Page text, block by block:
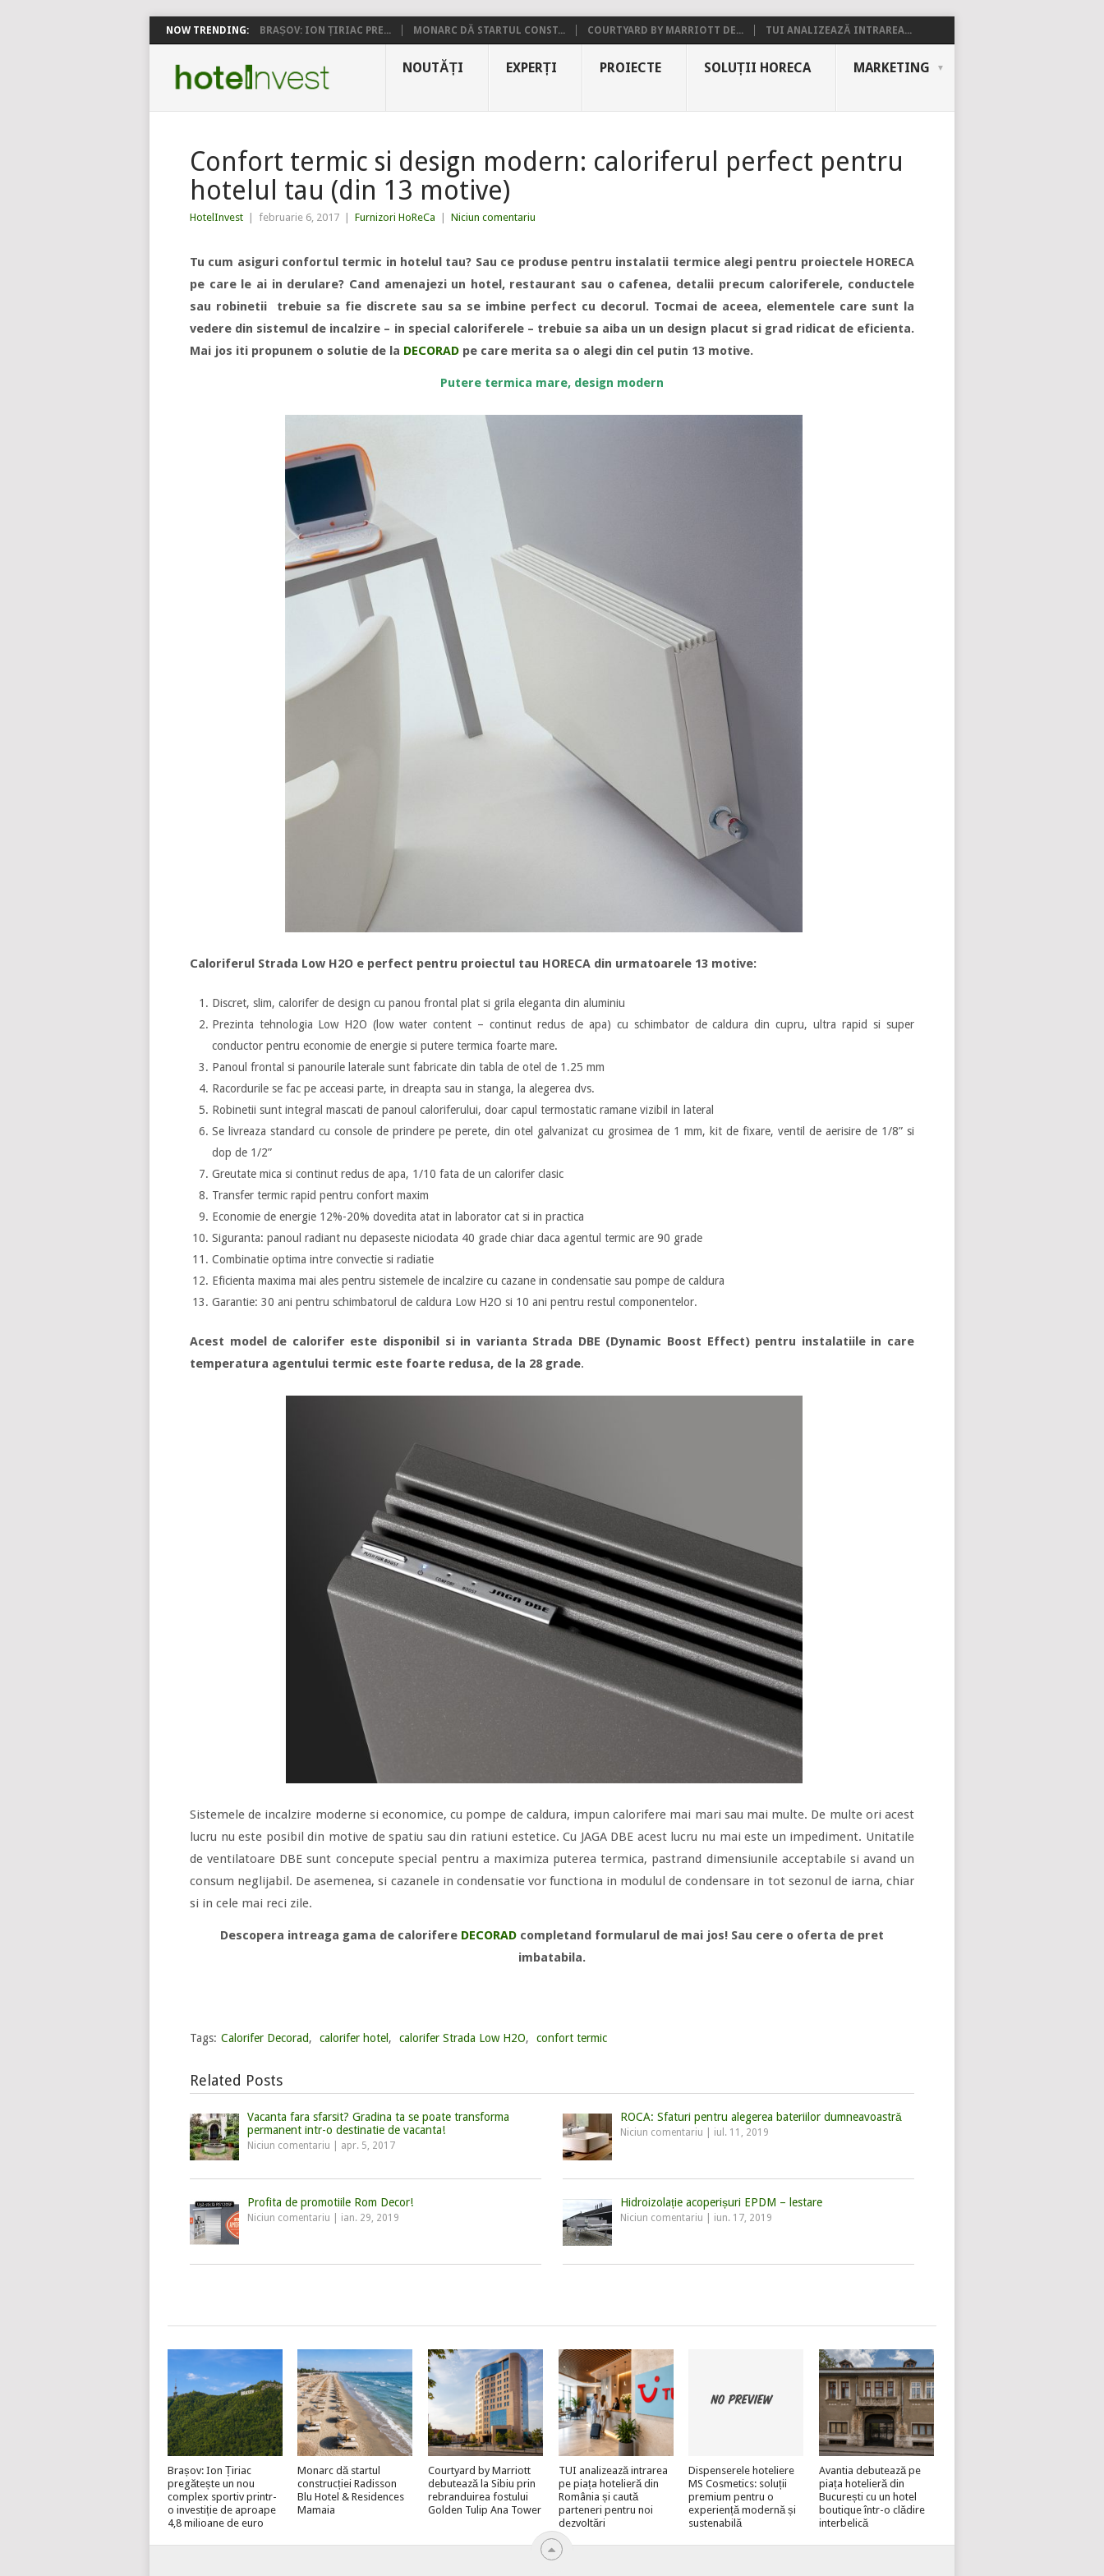
NOW TRENDING: BRAȘOV: ION ȚIRIAC PRE... MONARC DĂ STARTUL CONST... COURTYARD BY MARRIOTT DE... TUI ANALIZEAZĂ INTRAREA...
NOUTĂȚI EXPERȚI PROIECTE SOLUȚII HORECA MARKETING
Confort termic si design modern: caloriferul perfect pentru
hotelul tau (din 13 motive)
HotelInvest februarie 6, 2017 Furnizori HoReCa Niciun comentariu
Tu cum asiguri confortul termic in hotelul tau? Sau ce produse pentru instalatii termice alegi pentru proiectele HORECA
pe care le ai in derulare? Cand amenajezi un hotel, restaurant sau o cafenea, detalii precum caloriferele, conductele
sau robinetii trebuie sa fie discrete sau sa se imbine perfect cu decorul. Tocmai de aceea, elementele care sunt la
vedere din sistemul de incalzire – in special caloriferele – trebuie sa aiba un un design placut si grad ridicat de eficienta.
Mai jos iti propunem o solutie de la DECORAD pe care merita sa o alegi din cel putin 13 motive.
Putere termica mare, design modern
Caloriferul Strada Low H2O e perfect pentru proiectul tau HORECA din urmatoarele 13 motive:
Discret, slim, calorifer de design cu panou frontal plat si grila eleganta din aluminiu
Prezinta tehnologia Low H2O (low water content – continut redus de apa) cu schimbator de caldura din cupru, ultra rapid si super
conductor pentru economie de energie si putere termica foarte mare.
Panoul frontal si panourile laterale sunt fabricate din tabla de otel de 1.25 mm
Racordurile se fac pe acceasi parte, in dreapta sau in stanga, la alegerea dvs.
Robinetii sunt integral mascati de panoul caloriferului, doar capul termostatic ramane vizibil in lateral
Se livreaza standard cu console de prindere pe perete, din otel galvanizat cu grosimea de 1 mm, kit de fixare, ventil de aerisire de 1/8” si
dop de 1/2”
Greutate mica si continut redus de apa, 1/10 fata de un calorifer clasic
Transfer termic rapid pentru confort maxim
Economie de energie 12%-20% dovedita atat in laborator cat si in practica
Siguranta: panoul radiant nu depaseste niciodata 40 grade chiar daca agentul termic are 90 grade
Combinatie optima intre convectie si radiatie
Eficienta maxima mai ales pentru sistemele de incalzire cu cazane in condensatie sau pompe de caldura
Garantie: 30 ani pentru schimbatorul de caldura Low H2O si 10 ani pentru restul componentelor.
Acest model de calorifer este disponibil si in varianta Strada DBE (Dynamic Boost Effect) pentru instalatiile in care
temperatura agentului termic este foarte redusa, de la 28 grade.
Sistemele de incalzire moderne si economice, cu pompe de caldura, impun calorifere mai mari sau mai multe. De multe ori acest
lucru nu este posibil din motive de spatiu sau din ratiuni estetice. Cu JAGA DBE acest lucru nu mai este un impediment. Unitatile
de ventilatoare DBE sunt concepute special pentru a maximiza puterea termica, pastrand dimensiunile acceptabile si avand un
consum neglijabil. De asemenea, si cazanele in condensatie vor functiona in modulul de condensare in tot sezonul de iarna, chiar
si in cele mai reci zile.
Descopera intreaga gama de calorifere DECORAD completand formularul de mai jos! Sau cere o oferta de pret
imbatabila.
Tags: Calorifer Decorad, calorifer hotel , calorifer Strada Low H2O, confort termic
Related Posts
Vacanta fara sfarsit? Gradina ta se poate transforma
permanent intr-o destinatie de vacanta!
Niciun comentariu apr. 5, 2017
ROCA: Sfaturi pentru alegerea bateriilor dumneavoastră
Niciun comentariu iul. 11, 2019
Profita de promotiile Rom Decor!
Niciun comentariu ian. 29, 2019
Hidroizolație acoperișuri EPDM – lestare
Niciun comentariu iun. 17, 2019
Brașov: Ion Țiriac
pregătește un nou
complex sportiv printr-
o investiție de aproape
4,8 milioane de euro
Monarc dă startul
construcției Radisson
Blu Hotel & Residences
Mamaia
Courtyard by Marriott
debutează la Sibiu prin
rebranduirea fostului
Golden Tulip Ana Tower
TUI analizează intrarea
pe piața hotelieră din
România și caută
parteneri pentru noi
dezvoltări
Dispenserele hoteliere
MS Cosmetics: soluții
premium pentru o
experiență modernă și
sustenabilă
Avantia debutează pe
piața hotelieră din
București cu un hotel
boutique într-o clădire
interbelică